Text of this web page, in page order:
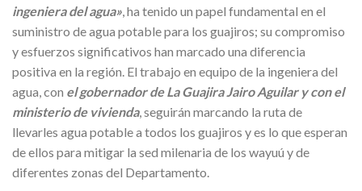
ingeniera del agua», ha tenido un papel fundamental en el
suministro de agua potable para los guajiros; su compromiso
y esfuerzos significativos han marcado una diferencia
positiva en la región. El trabajo en equipo de la ingeniera del
agua, con el gobernador de La Guajira Jairo Aguilar y con el
ministerio de vivienda, seguirán marcando la ruta de
llevarles agua potable a todos los guajiros y es lo que esperan
de ellos para mitigar la sed milenaria de los wayuú y de
diferentes zonas del Departamento.